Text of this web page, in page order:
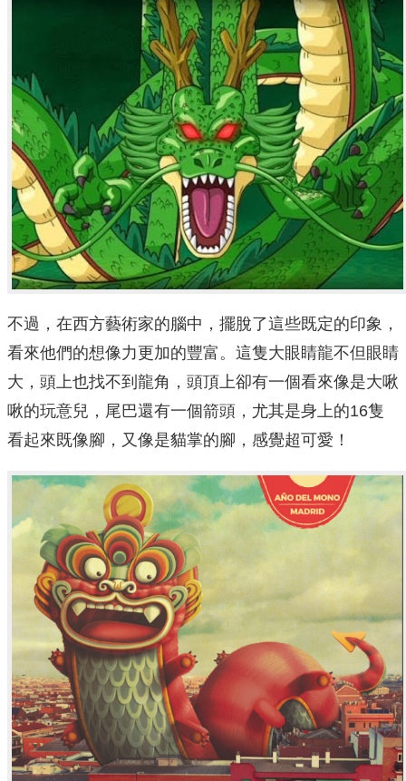
不過，在西方藝術家的腦中，擺脫了這些既定的印象，
看來他們的想像力更加的豐富。這隻大眼睛龍不但眼睛
大，頭上也找不到龍角，頭頂上卻有一個看來像是大啾
啾的玩意兒，尾巴還有一個箭頭，尤其是身上的16隻
看起來既像腳，又像是貓掌的腳，感覺超可愛！